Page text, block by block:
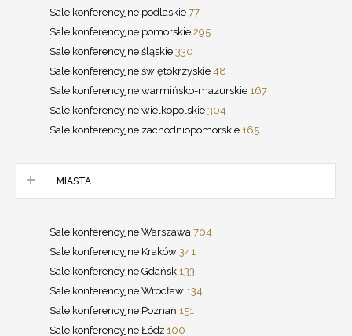
Sale konferencyjne podlaskie 77
Sale konferencyjne pomorskie 295
Sale konferencyjne śląskie 330
Sale konferencyjne świętokrzyskie 48
Sale konferencyjne warmińsko-mazurskie 167
Sale konferencyjne wielkopolskie 304
Sale konferencyjne zachodniopomorskie 165
MIASTA
Sale konferencyjne Warszawa 704
Sale konferencyjne Kraków 341
Sale konferencyjne Gdańsk 133
Sale konferencyjne Wrocław 134
Sale konferencyjne Poznań 151
Sale konferencyjne Łódź 100